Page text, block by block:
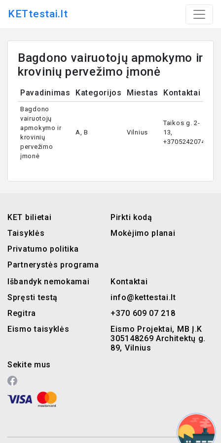
KETtestai.lt
Bagdono vairuotojų apmokymo ir
krovinių pervežimo įmonė
Pavadinimas Kategorijos Miestas Kontaktai
Bagdono
vairuotojų
apmokymo ir
krovinių
pervežimo
įmonė
A, B Vilnius
Taikos g. 2-
13,
+37052420747
KET bilietai
Taisyklės
Privatumo politika
Partnerystės programa
Pirkti kodą
Mokėjimo planai
Išbandyk nemokamai
Spręsti testą
Regitra
Eismo taisyklės
Sekite mus
Kontaktai
info@kettestai.lt
+370 609 07 218
Eismo Projektai, MB Į.K
305148269 Architektų g.
89, Vilnius